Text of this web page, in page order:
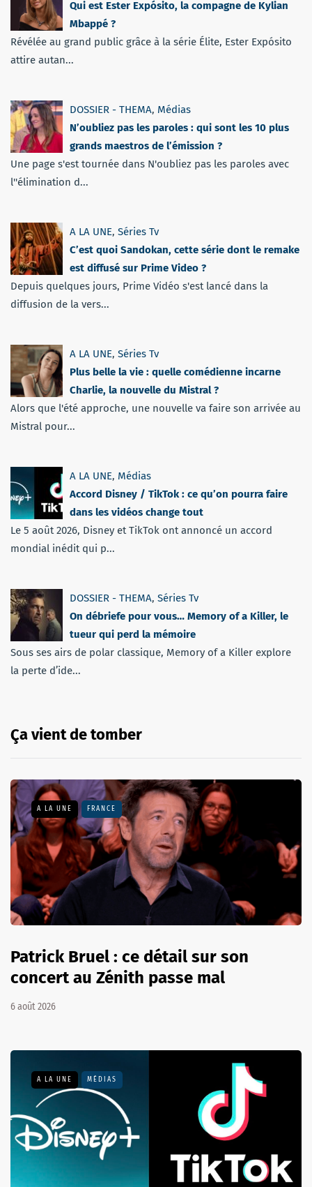
Qui est Ester Expósito, la compagne de Kylian
Mbappé ?
Révélée au grand public grâce à la série Élite, Ester Expósito
attire autan...
DOSSIER - THEMA, Médias
N’oubliez pas les paroles : qui sont les 10 plus
grands maestros de l’émission ?
Une page s'est tournée dans N'oubliez pas les paroles avec
l''élimination d...
A LA UNE, Séries Tv
C’est quoi Sandokan, cette série dont le remake
est diffusé sur Prime Video ?
Depuis quelques jours, Prime Vidéo s'est lancé dans la
diffusion de la vers...
A LA UNE, Séries Tv
Plus belle la vie : quelle comédienne incarne
Charlie, la nouvelle du Mistral ?
Alors que l'été approche, une nouvelle va faire son arrivée au
Mistral pour...
A LA UNE, Médias
Accord Disney / TikTok : ce qu’on pourra faire
dans les vidéos change tout
Le 5 août 2026, Disney et TikTok ont annoncé un accord
mondial inédit qui p...
DOSSIER - THEMA, Séries Tv
On débriefe pour vous… Memory of a Killer, le
tueur qui perd la mémoire
Sous ses airs de polar classique, Memory of a Killer explore
la perte d’ide...
Ça vient de tomber
A LA UNE FRANCE
Patrick Bruel : ce détail sur son
concert au Zénith passe mal
6 août 2026
A LA UNE MÉDIAS